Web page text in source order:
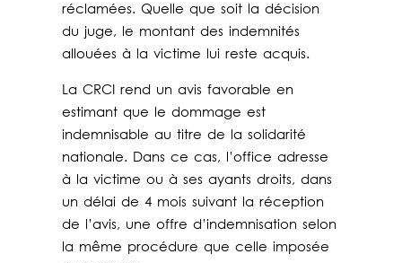
réclamées. Quelle que soit la décision
du juge, le montant des indemnités
allouées à la victime lui reste acquis.
La CRCI rend un avis favorable en
estimant que le dommage est
indemnisable au titre de la solidarité
nationale. Dans ce cas, l’office adresse
à la victime ou à ses ayants droits, dans
un délai de 4 mois suivant la réception
de l’avis, une offre d’indemnisation selon
la même procédure que celle imposée